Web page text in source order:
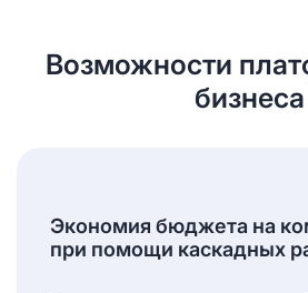
Возможности
бизнеса
Экономия бюджета на
при помощи каскадных